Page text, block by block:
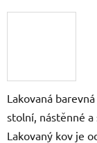
Lakovaná
stolní, nástěnné
Lakovaný kov je